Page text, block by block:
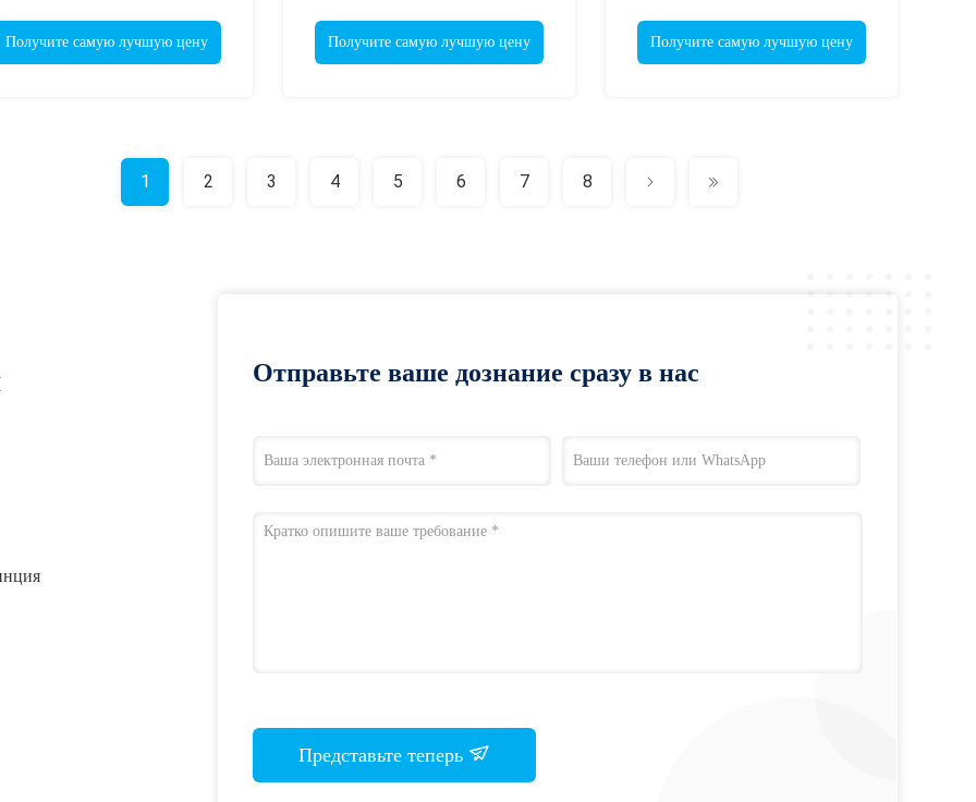
3мм металла поляка
Получите самую лучшую цену
металла
Получите самую лучшую цену Получите самую лучшую цену
1 2 3 4 5 6 7 8
Отправьте ваше дознание сразу в нас
Представьте теперь